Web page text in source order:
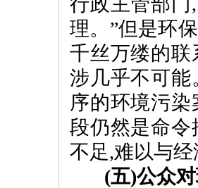
理。”但是环
千丝万缕的联
涉几乎不可
序的环境污
段仍然是命
不足,难以与
(五)公众